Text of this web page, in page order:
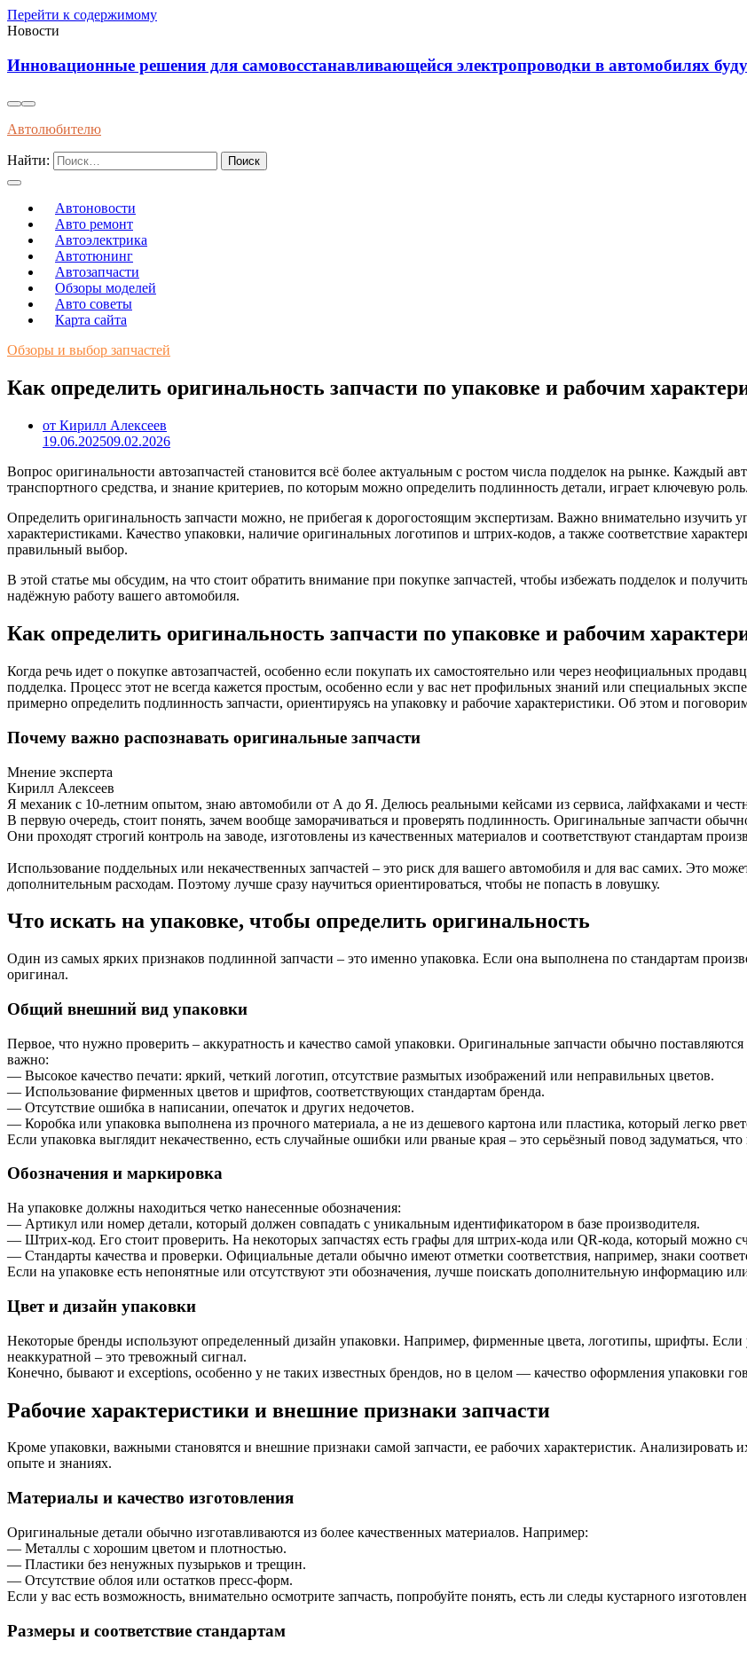
Перейти к содержимому
Новости
Установка виброизоляции под капот для уменьшения шумов и повышения комфорта в
Автолюбителю
Найти:
Автоновости
Авто ремонт
Автоэлектрика
Автотюнинг
Автозапчасти
Обзоры моделей
Авто советы
Карта сайта
Обзоры и выбор запчастей
Как определить оригинальность запчасти по упаковке и рабочим
от Кирилл Алексеев
19.06.202509.02.2026
Вопрос оригинальности автозапчастей становится всё более актуальным с ростом числа подделок на рынке. Каждый
транспортного средства, и знание критериев, по которым можно определить подлинность детали, играет ключевую роль.
Определить оригинальность запчасти можно, не прибегая к дорогостоящим экспертизам. Важно внимательно изучить
характеристиками. Качество упаковки, наличие оригинальных логотипов и штрих-кодов, а также соответствие
правильный выбор.
В этой статье мы обсудим, на что стоит обратить внимание при покупке запчастей, чтобы избежать подделок и
надёжную работу вашего автомобиля.
Как определить оригинальность запчасти по упаковке и рабочим
Когда речь идет о покупке автозапчастей, особенно если покупать их самостоятельно или через неофициальных
подделка. Процесс этот не всегда кажется простым, особенно если у вас нет профильных знаний или специальных
примерно определить подлинность запчасти, ориентируясь на упаковку и рабочие характеристики. Об этом и
Почему важно распознавать оригинальные запчасти
Мнение эксперта
Кирилл Алексеев
Я механик с 10-летним опытом, знаю автомобили от А до Я. Делюсь реальными кейсами из сервиса, лайфхаками и
В первую очередь, стоит понять, зачем вообще заморачиваться и проверять подлинность. Оригинальные запчасти
Они проходят строгий контроль на заводе, изготовлены из качественных материалов и соответствуют стандартам
Использование поддельных или некачественных запчастей – это риск для вашего автомобиля и для вас самих. Это
дополнительным расходам. Поэтому лучше сразу научиться ориентироваться, чтобы не попасть в ловушку.
Что искать на упаковке, чтобы определить оригинальность
Один из самых ярких признаков подлинной запчасти – это именно упаковка. Если она выполнена по стандартам
оригинал.
Общий внешний вид упаковки
Первое, что нужно проверить – аккуратность и качество самой упаковки. Оригинальные запчасти обычно
важно:
— Высокое качество печати: яркий, четкий логотип, отсутствие размытых изображений или неправильных цветов.
— Использование фирменных цветов и шрифтов, соответствующих стандартам бренда.
— Отсутствие ошибка в написании, опечаток и других недочетов.
— Коробка или упаковка выполнена из прочного материала, а не из дешевого картона или пластика, который легко
Если упаковка выглядит некачественно, есть случайные ошибки или рваные края – это серьёзный повод задуматься,
Обозначения и маркировка
На упаковке должны находиться четко нанесенные обозначения:
— Артикул или номер детали, который должен совпадать с уникальным идентификатором в базе производителя.
— Штрих-код. Его стоит проверить. На некоторых запчастях есть графы для штрих-кода или QR-кода, который можно
— Стандарты качества и проверки. Официальные детали обычно имеют отметки соответствия, например, знаки
Если на упаковке есть непонятные или отсутствуют эти обозначения, лучше поискать дополнительную информацию
Цвет и дизайн упаковки
Некоторые бренды используют определенный дизайн упаковки. Например, фирменные цвета, логотипы, шрифты. Если
неаккуратной – это тревожный сигнал.
Конечно, бывают и exceptions, особенно у не таких известных брендов, но в целом — качество оформления упаковки
Рабочие характеристики и внешние признаки запчасти
Кроме упаковки, важными становятся и внешние признаки самой запчасти, ее рабочих характеристик. Анализировать
опыте и знаниях.
Материалы и качество изготовления
Оригинальные детали обычно изготавливаются из более качественных материалов. Например:
— Металлы с хорошим цветом и плотностью.
— Пластики без ненужных пузырьков и трещин.
— Отсутствие облоя или остатков пресс-форм.
Если у вас есть возможность, внимательно осмотрите запчасть, попробуйте понять, есть ли следы кустарного
Размеры и соответствие стандартам